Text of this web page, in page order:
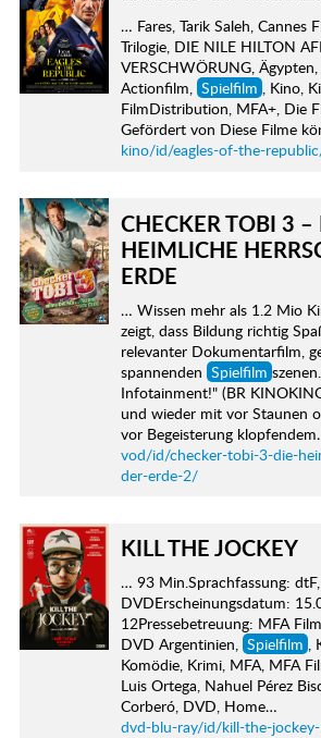
… Fares, Tarik Saleh, Cannes
Trilogie, DIE NILE HILTON
VERSCHWÖRUNG,
Actionfilm, Spielfilm , Kino,
FilmDistribution, MFA+, Die
Gefördert von Diese Filme
kino/id/eagles-of-the-
CHECKER TOBI 3 –
HEIMLICHE
ERDE
… Wissen mehr als 1.2 Mio
zeigt, dass Bildung richtig
relevanter Dokumentarfilm,
spannenden Spielfilm
Infotainment!" (BR
und wieder mit vor Staunen
vor Begeisterung
vod/id/checker-tobi-3-die-
der-erde-2/
KILL THE JOCKEY
… 93 Min.Sprachfassung:
DVDErscheinungsdatum:
12Pressebetreuung: MFA
DVD Argentinien, Spielfilm ,
Komödie, Krimi, MFA, MFA
Luis Ortega, Nahuel Pérez
Corberó, DVD, Home…
dvd-blu-ray/id/kill-the-